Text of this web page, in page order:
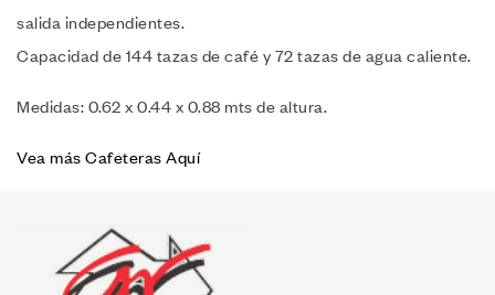
salida independientes.
Capacidad de 144 tazas de café y 72 tazas de agua caliente.
Medidas: 0.62 x 0.44 x 0.88 mts de altura.
Vea más Cafeteras Aquí